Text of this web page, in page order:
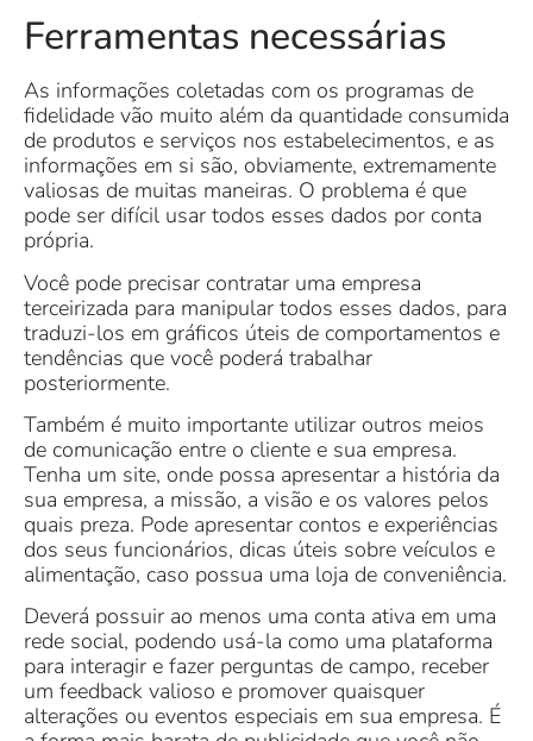
Ferramentas necessárias
As informações coletadas com os programas de
fidelidade vão muito além da quantidade consumida
de produtos e serviços nos estabelecimentos, e as
informações em si são, obviamente, extremamente
valiosas de muitas maneiras. O problema é que
pode ser difícil usar todos esses dados por conta
própria.
Você pode precisar contratar uma empresa
terceirizada para manipular todos esses dados, para
traduzi-los em gráficos úteis de comportamentos e
tendências que você poderá trabalhar
posteriormente.
Também é muito importante utilizar outros meios
de comunicação entre o cliente e sua empresa.
Tenha um site, onde possa apresentar a história da
sua empresa, a missão, a visão e os valores pelos
quais preza. Pode apresentar contos e experiências
dos seus funcionários, dicas úteis sobre veículos e
alimentação, caso possua uma loja de conveniência.
Deverá possuir ao menos uma conta ativa em uma
rede social, podendo usá-la como uma plataforma
para interagir e fazer perguntas de campo, receber
um feedback valioso e promover quaisquer
alterações ou eventos especiais em sua empresa. É